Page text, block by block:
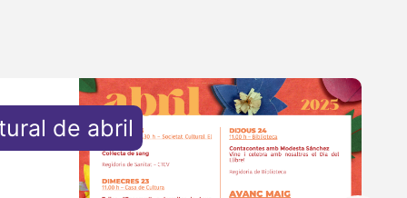
de abril